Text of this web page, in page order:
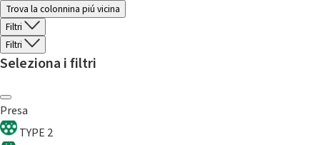
Trova la colonnina piú vicina
Filtri
Filtri
Seleziona i filtri
Presa
TYPE 2